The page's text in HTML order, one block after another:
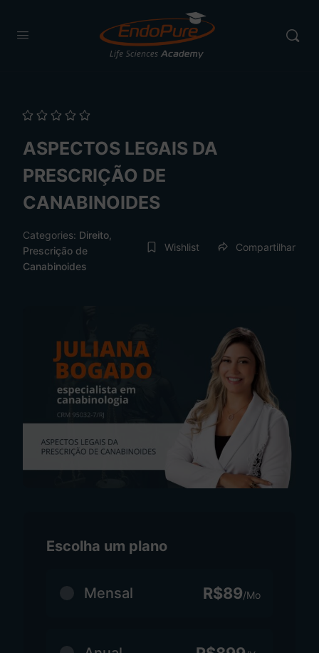
ASPECTOS LEGAIS DA
PRESCRIÇÃO DE
CANABINOIDES
Categories: Direito
Prescrição de
Canabinoides
Wishlist Compartilhar
Escolha um plano
Mensal R$89/Mo